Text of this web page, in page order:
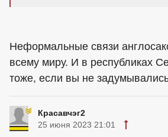
Неформальные связи
всему миру. И в республиках
тоже, если вы не
Красавчэг2
25 июня 2023 21:01